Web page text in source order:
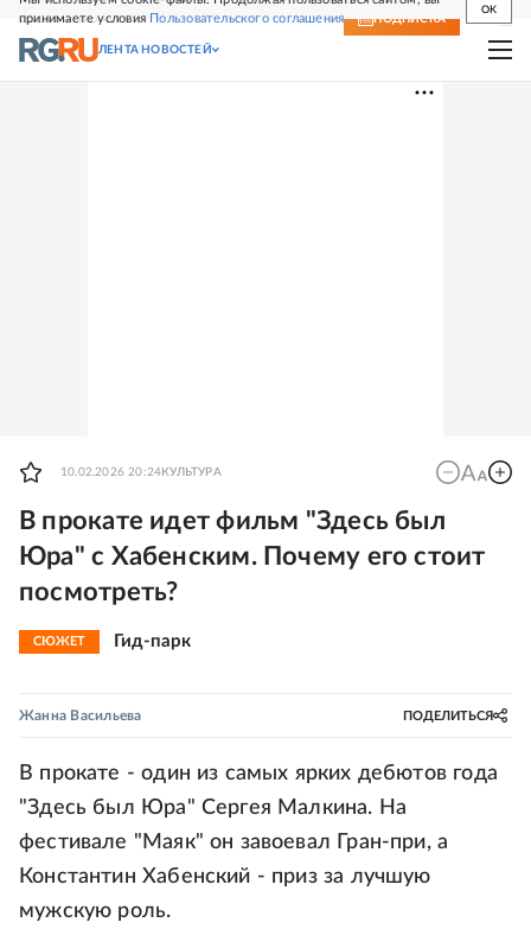
принимаете условия Пользовательского соглашения
OK
СВЕЖИЙ НОМЕР ПОДПИСКА
ЛЕНТА НОВОСТЕЙ
10.02.2026 20:24 КУЛЬТУРА
В прокате идет фильм "Здесь был
Юра" с Хабенским. Почему его стоит
посмотреть?
СЮЖЕТ Гид-парк
Жанна Васильева ПОДЕЛИТЬСЯ
В прокате - один из самых ярких дебютов года
"Здесь был Юра" Сергея Малкина. На
фестивале "Маяк" он завоевал Гран-при, а
Константин Хабенский - приз за лучшую
мужскую роль.